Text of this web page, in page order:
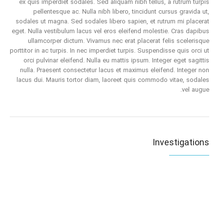
pellentesque ac. Nulla nibh libero, tincidunt cursus gravida ut,
sodales ut magna. Sed sodales libero sapien, et rutrum mi placerat
eget. Nulla vestibulum lacus vel eros eleifend molestie. Cras dapibus
ullamcorper dictum. Vivamus nec erat placerat felis scelerisque
porttitor in ac turpis. In nec imperdiet turpis. Suspendisse quis orci ut
orci pulvinar eleifend. Nulla eu mattis ipsum. Integer eget sagittis
nulla. Praesent consectetur lacus et maximus eleifend. Integer non
lacus dui. Mauris tortor diam, laoreet quis commodo vitae, sodales
vel augue.
Investigations